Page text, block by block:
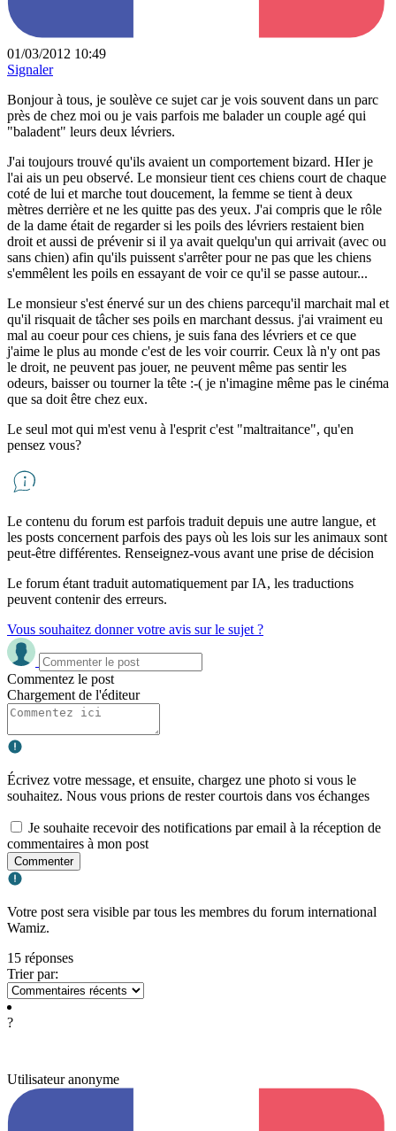
01/03/2012 10:49
Signaler
Bonjour à tous, je soulève ce sujet car je vois souvent dans un parc
près de chez moi ou je vais parfois me balader un couple agé qui
"baladent" leurs deux lévriers.
J'ai toujours trouvé qu'ils avaient un comportement bizard. HIer je
l'ai ais un peu observé. Le monsieur tient ces chiens court de chaque
coté de lui et marche tout doucement, la femme se tient à deux
mètres derrière et ne les quitte pas des yeux. J'ai compris que le rôle
de la dame était de regarder si les poils des lévriers restaient bien
droit et aussi de prévenir si il ya avait quelqu'un qui arrivait (avec ou
sans chien) afin qu'ils puissent s'arrêter pour ne pas que les chiens
s'emmêlent les poils en essayant de voir ce qu'il se passe autour...
Le monsieur s'est énervé sur un des chiens parcequ'il marchait mal et
qu'il risquait de tâcher ses poils en marchant dessus. j'ai vraiment eu
mal au coeur pour ces chiens, je suis fana des lévriers et ce que
j'aime le plus au monde c'est de les voir courrir. Ceux là n'y ont pas
le droit, ne peuvent pas jouer, ne peuvent même pas sentir les
odeurs, baisser ou tourner la tête :-( je n'imagine même pas le cinéma
que sa doit être chez eux.
Le seul mot qui m'est venu à l'esprit c'est "maltraitance", qu'en
pensez vous?
Le contenu du forum est parfois traduit depuis une autre langue, et
les posts concernent parfois des pays où les lois sur les animaux sont
peut-être différentes. Renseignez-vous avant une prise de décision
Le forum étant traduit automatiquement par IA, les traductions
peuvent contenir des erreurs.
Vous souhaitez donner votre avis sur le sujet ?
Commentez le post
Chargement de l'éditeur
Écrivez votre message, et ensuite, chargez une photo si vous le
souhaitez. Nous vous prions de rester courtois dans vos échanges
Je souhaite recevoir des notifications par email à la réception de
commentaires à mon post
Commenter
Votre post sera visible par tous les membres du forum international
Wamiz.
15 réponses
Trier par:
?
Utilisateur anonyme